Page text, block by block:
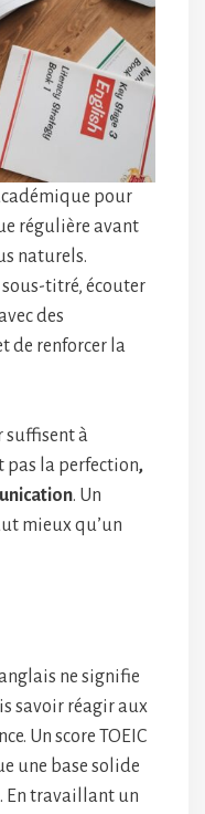
pour
régulière avant
naturels.
titré, écouter
des
de renforcer la
suffisent à
pas la perfection,
. Un
mieux qu’un
ne signifie
savoir réagir aux
Un score TOEIC
une base solide
En travaillant un